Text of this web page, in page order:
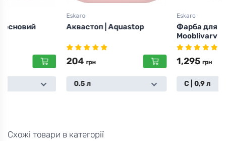
Аквастоп | Aquastop
Фарба для меблів
грн
С | 0,9 л
Схожі товари в категорії